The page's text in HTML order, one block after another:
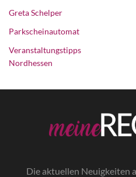
Greta Schelper
Parkscheinautomat
Veranstaltungstipps
Nordhessen
Die aktuellen Neuigkeiten